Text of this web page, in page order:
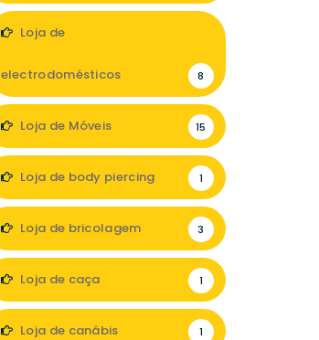
Loja de
electrodomésticos 8
Loja de Móveis 15
Loja de body piercing 1
Loja de bricolagem 3
Loja de caça 1
Loja de canábis 1